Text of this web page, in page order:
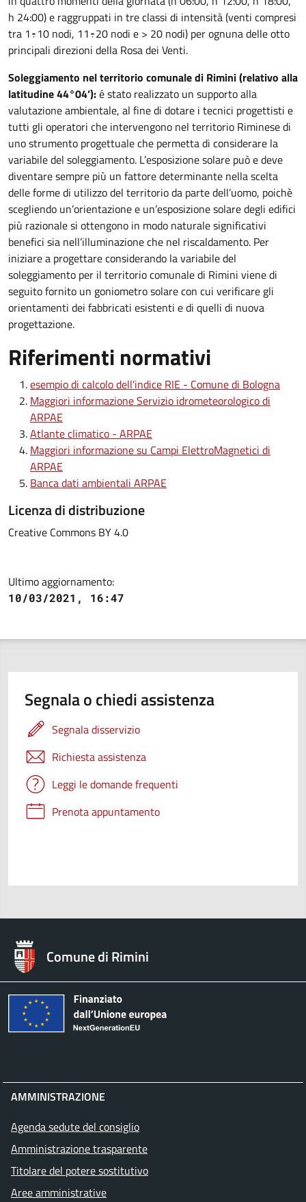
h 24:00) e raggruppati in tre classi di intensità (venti compresi
tra 1÷10 nodi, 11÷20 nodi e > 20 nodi) per ognuna delle otto
principali direzioni della Rosa dei Venti.
Soleggiamento nel territorio comunale di Rimini (relativo alla
latitudine 44°04’):é stato realizzato un supporto alla
valutazione ambientale, al fine di dotare i tecnici progettisti e
tutti gli operatori che intervengono nel territorio Riminese di
uno strumento progettuale che permetta di considerare la
variabile del soleggiamento. L’esposizione solare può e deve
diventare sempre più un fattore determinante nella scelta
delle forme di utilizzo del territorio da parte dell’uomo, poichè
scegliendo un’orientazione e un’esposizione solare degli edifici
più razionale si ottengono in modo naturale significativi
benefici sia nell’illuminazione che nel riscaldamento. Per
iniziare a progettare considerando la variabile del
soleggiamento per il territorio comunale di Rimini viene di
seguito fornito un goniometro solare con cui verificare gli
orientamenti dei fabbricati esistenti e di quelli di nuova
progettazione.
Riferimenti normativi
esempio di calcolo dell'indice RIE - Comune di Bologna
Maggiori informazione Servizio idrometeorologico di
ARPAE
Atlante climatico - ARPAE
Maggiori informazione su Campi ElettroMagnetici di
ARPAE
Banca dati ambientali ARPAE
Licenza di distribuzione
Creative Commons BY 4.0
Ultimo aggiornamento:
10/03/2021, 16:47
Segnala o chiedi assistenza
Segnala disservizio
Richiesta assistenza
Leggi le domande frequenti
Prenota appuntamento
Comune di Rimini
AMMINISTRAZIONE
Agenda sedute del consiglio
Amministrazione trasparente
Titolare del potere sostitutivo
Aree amministrative